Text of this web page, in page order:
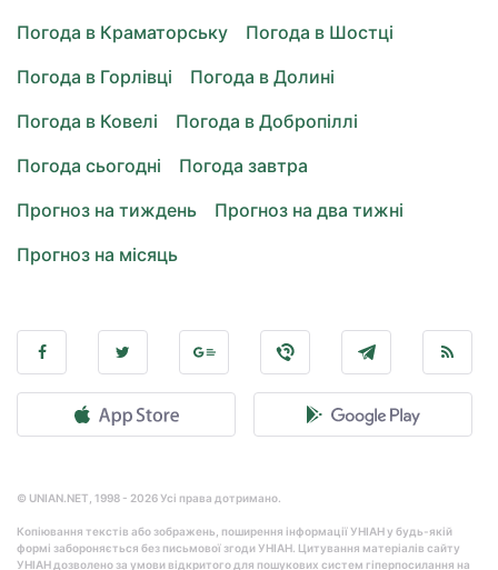
Погода в Краматорську
Погода в Шостці
Погода в Горлівці
Погода в Долині
Погода в Ковелі
Погода в Добропіллі
Погода сьогодні
Погода завтра
Прогноз на тиждень
Прогноз на два тижні
Прогноз на місяць
© UNIAN.NET, 1998 - 2026 Усі права дотримано.
Копіювання текстів або зображень, поширення інформації УНІАН у будь-якій
формі забороняється без письмової згоди УНІАН. Цитування матеріалів сайту
УНІАН дозволено за умови відкритого для пошукових систем гіперпосилання на